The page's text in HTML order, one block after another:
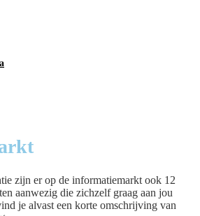
zijn er op de informatiemarkt ook 12
aanwezig die zichzelf graag aan jou
je alvast een korte omschrijving van